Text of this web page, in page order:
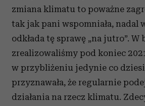
zmiana klimatu to poważne
tak jak pani wspomniała, nadal
odkłada tę sprawę „na jutro”.
zrealizowaliśmy pod koniec
w przybliżeniu jedynie co
przyznawała, że regularnie
działania na rzecz klimatu.